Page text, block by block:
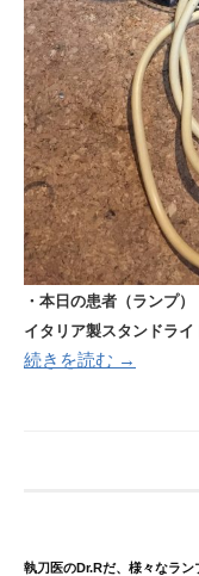
・本日の患者（ランプ）
イタリア製スタンドライ
続きを読む →
執刀医のDr.Rだ、様々なラ